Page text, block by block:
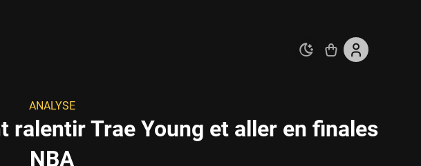
ANALYSE
ralentir Trae Young et aller en finales
NBA